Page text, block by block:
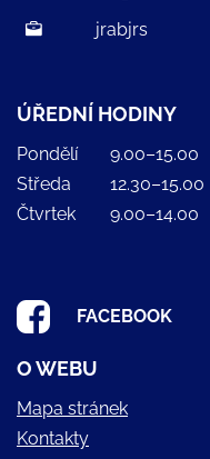
jrabjrs
ÚŘEDNÍ HODINY
Pondělí
9.00–15.00
Středa
12.30–15.00
Čtvrtek
9.00–14.00
FACEBOOK
O WEBU
Mapa stránek
Kontakty